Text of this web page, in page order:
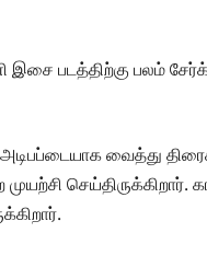
படத்திற்கு பலம்
அடிபப்டையாக வைத்து
செய்திருக்கிறார்.